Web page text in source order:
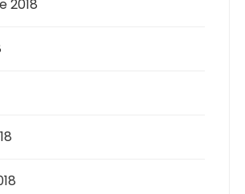
2018